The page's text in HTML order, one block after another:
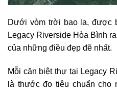
Dưới vòm trời bao la, được
Legacy Riverside Hòa Bình
của những điều đẹp đẽ nhất.
Mỗi căn biệt thự tại Legacy
là thước đo tiêu chuẩn cho